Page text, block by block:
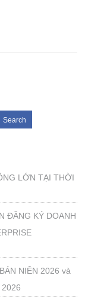
Search
LỚN TẠI THỜI
ĐĂNG KÝ DOANH
NIÊN 2026 và